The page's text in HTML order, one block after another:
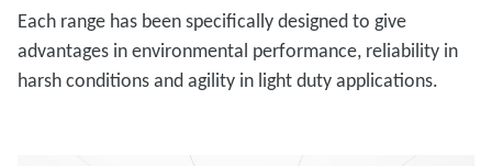
Each range has been specifically designed to give
advantages in environmental performance, reliability in
harsh conditions and agility in light duty applications.